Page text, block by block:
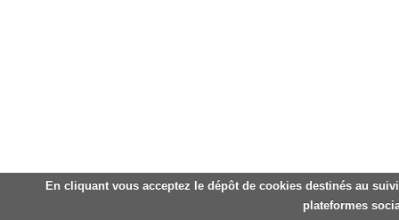
En cliquant vous acceptez le dépôt de cookies destinés au
plateformes